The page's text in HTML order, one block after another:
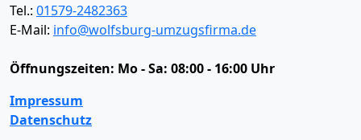
Tel.: 01579-2482363
E-Mail: info@wolfsburg-umzugsfirma.de
Öffnungszeiten: Mo - Sa: 08:00 - 16:00 Uhr
Impressum
Datenschutz